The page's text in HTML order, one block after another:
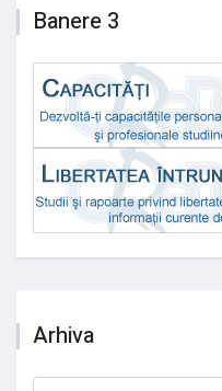
Banere 3
Arhiva